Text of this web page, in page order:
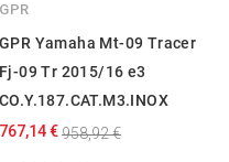
GPR
GPR Yamaha Mt-09 Tracer
Fj-09 Tr 2015/16 e3
CO.Y.187.CAT.M3.INOX
767,14 €958,92 €